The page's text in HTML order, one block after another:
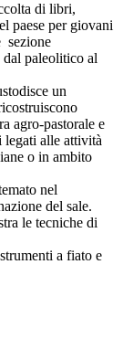
di libri,
paese per giovani
sezione
paleolitico al
un
agro-pastorale e
legati alle attività
o in ambito
nel
del sale.
le tecniche di
a fiato e